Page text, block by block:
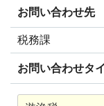
お問い合わせ先
税務課
お問い合わせタ